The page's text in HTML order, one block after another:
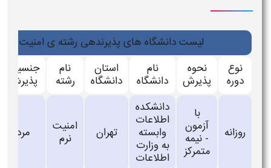
لیست دانشگاه های پذیرندهی رشته ی امنیت نرم
نوع
دوره
نحوه
پذیرش
نام
دانشگاه
استان
دانشگاه
نام
رشته
جنسیت
پذیرش
روزانه
با
آزمون
- نیمه
متمرکز
دانشکده
اطلاعات
وابسته
به وزارت
اطلاعات
تهران امنیت
نرم مرد